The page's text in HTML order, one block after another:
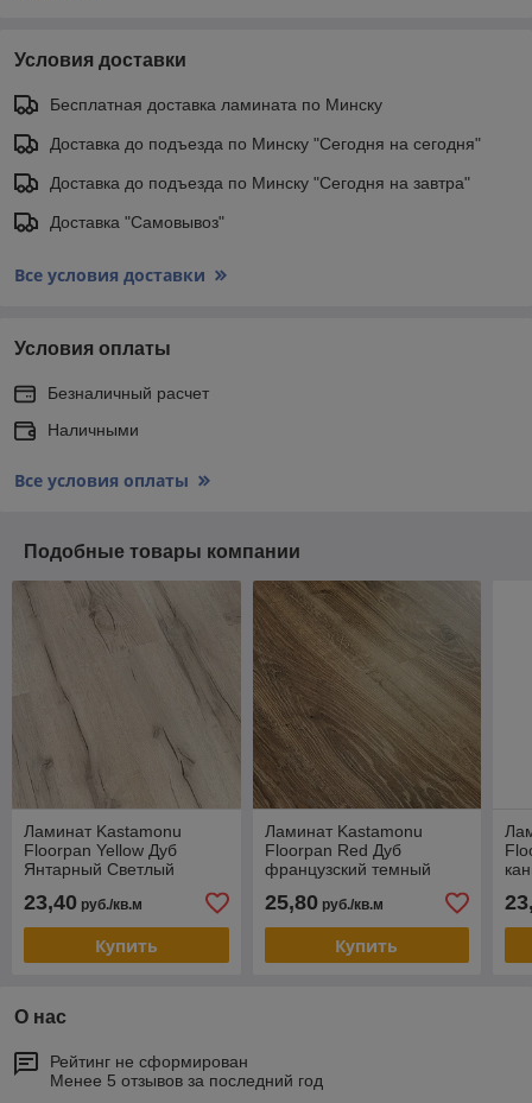
Условия доставки
Бесплатная доставка ламината по Минску
Доставка до подъезда по Минску "Сегодня на сегодня"
Доставка до подъезда по Минску "Сегодня на завтра"
Доставка "Самовывоз"
Все условия доставки
Условия оплаты
Безналичный расчет
Наличными
Все условия оплаты
Подобные товары компании
Ламинат Kastamonu
Floorpan Yellow Дуб
Янтарный Светлый
23,40 руб./кв.м
Купить
Ламинат Kastamonu
Floorpan Red Дуб
французский темный
25,80руб./кв.м
Купить
О нас
Рейтинг не сформирован
Менее 5 отзывов за последний год